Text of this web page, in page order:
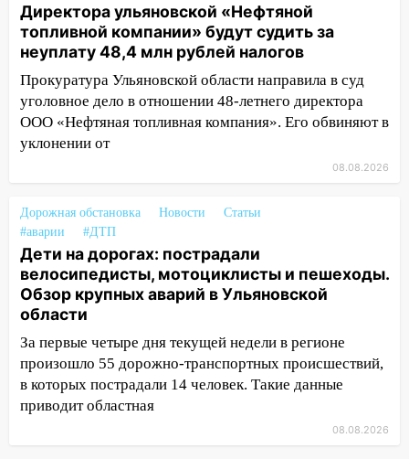
06:45 Императорский мост в
Ульяновске останется закрытым до
утра 10 августа
05:18
Судьба готовит сюрприз: гороскоп
на 8 августа — кому повезет с
деньгами, а кого ждет неожиданная
встреча
ракетную опасность: звучат сирены
20:40 Ульяновские аграрии смогут
купить тракторы с отсрочкой платежа
до декабря
19:34 В следственном управлении
состоялось торжественное
мероприятие, приуроченное к
празднованию Дня сотрудника органов
следствия Российской Федерации
Директора ульяновской «Нефтяной
топливной компании» будут судить за
неуплату 48,4 млн рублей налогов
Прокуратура Ульяновской области направила в суд
уголовное дело в отношении 48-летнего директора
ООО «Нефтяная топливная компания». Его обвиняют в
уклонении от
08.08.2026
Дорожная обстановка Новости
Статьи
#аварии
#ДТП
Дети на дорогах: пострадали
велосипедисты, мотоциклисты и пешеходы.
Обзор крупных аварий в Ульяновской
области
За первые четыре дня текущей недели в регионе
произошло 55 дорожно-транспортных происшествий,
в которых пострадали 14 человек. Такие данные
приводит областная
08.08.2026